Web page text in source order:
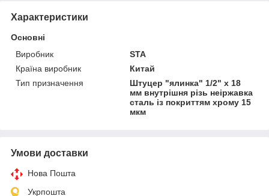
Характеристики
Основні
Виробник
STA
Країна виробник
Китай
Тип призначення
Штуцер "ялинка" 1/2" х 18
мм внутрішня різь неіржавка
сталь із покриттям хрому 15
мкм
Умови доставки
Нова Пошта
Укрпошта